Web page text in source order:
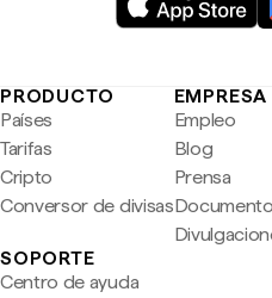
PRODUCTO
Países
Tarifas
Cripto
Conversor de divisas
EMPRESA
Empleo
Blog
Prensa
SOPORTE
Centro de ayuda